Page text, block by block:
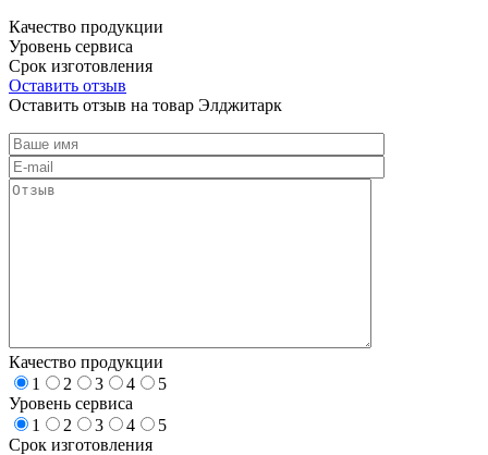
Качество продукции
Уровень сервиса
Срок изготовления
Оставить отзыв
Оставить отзыв на товар Элджитарк
Качество продукции
1
2 3 4
5
Уровень сервиса
1
2 3 4
5
Срок изготовления